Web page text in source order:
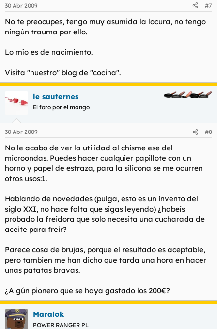
30 Abr 2009 #7
No te preocupes, tengo muy asumida la locura, no tengo
ningún trauma por ello.
Lo mío es de nacimiento.
Visita "nuestro" blog de "cocina".
le sauternes
El foro por el mango
30 Abr 2009 #8
No le acabo de ver la utilidad al chisme ese del
microondas. Puedes hacer cualquier papillote con un
horno y papel de estraza, para la silicona se me ocurren
otros usos:1.
Hablando de novedades (pulga, esto es un invento del
siglo XXI, no hace falta que sigas leyendo) ¿habeís
probado la freidora que solo necesita una cucharada de
aceite para freir?
Parece cosa de brujas, porque el resultado es aceptable,
pero tambien me han dicho que tarda una hora en hacer
unas patatas bravas.
¿Algún pionero que se haya gastado los 200€?
Maralok
POWER RANGER PL